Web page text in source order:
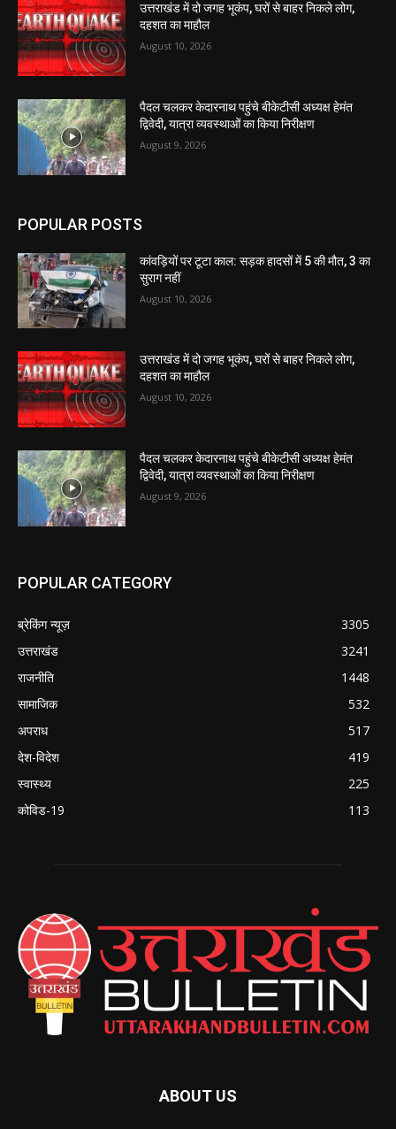
उत्तराखंड में दो जगह भूकंप, घरों से बाहर निकले लोग,
दहशत का माहौल
August 10, 2026
पैदल चलकर केदारनाथ पहुंचे बीकेटीसी अध्यक्ष हेमंत
द्विवेदी, यात्रा व्यवस्थाओं का किया निरीक्षण
August 9, 2026
POPULAR POSTS
कांवड़ियों पर टूटा काल: सड़क हादसों में 5 की मौत, 3 का
सुराग नहीं
August 10, 2026
उत्तराखंड में दो जगह भूकंप, घरों से बाहर निकले लोग,
दहशत का माहौल
August 10, 2026
पैदल चलकर केदारनाथ पहुंचे बीकेटीसी अध्यक्ष हेमंत
द्विवेदी, यात्रा व्यवस्थाओं का किया निरीक्षण
August 9, 2026
POPULAR CATEGORY
ब्रेकिंग न्यूज़
3305
उत्तराखंड
3241
राजनीति
1448
सामाजिक
532
अपराध
517
देश-विदेश
419
स्वास्थ्य
225
कोविड-19
113
ABOUT US